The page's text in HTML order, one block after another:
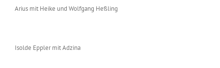
Arius mit Heike und Wolfgang Heßling
Isolde Eppler mit Adzina